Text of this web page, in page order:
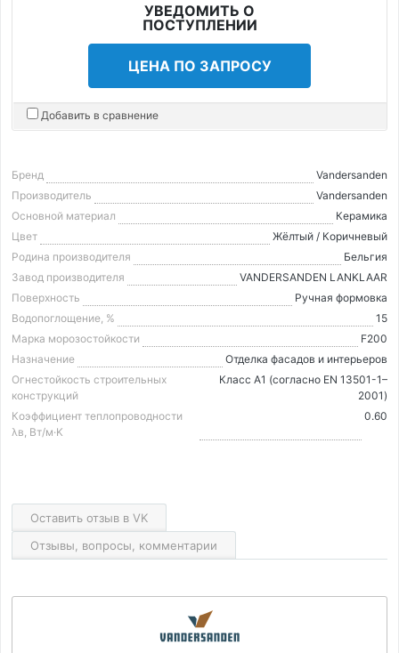
УВЕДОМИТЬ О
ПОСТУПЛЕНИИ
ЦЕНА ПО ЗАПРОСУ
Добавить в сравнение
Бренд
Vandersanden
Производитель
Vandersanden
Основной материал
Керамика
Цвет
Жёлтый / Коричневый
Родина производителя
Бельгия
Завод производителя
VANDERSANDEN LANKLAAR
Поверхность
Ручная формовка
Водопоглощение, %
15
Марка морозостойкости
F200
Назначение
Отделка фасадов и интерьеров
Огнестойкость строительных
конструкций
Класс А1 (согласно EN 13501-1–
2001)
Коэффициент теплопроводности
λв, Вт/м·K
0.60
Оставить отзыв в VK
Отзывы, вопросы, комментарии